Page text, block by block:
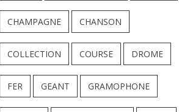
CHAMPAGNE CHANSON
COLLECTION COURSE DROME
FER GEANT GRAMOPHONE